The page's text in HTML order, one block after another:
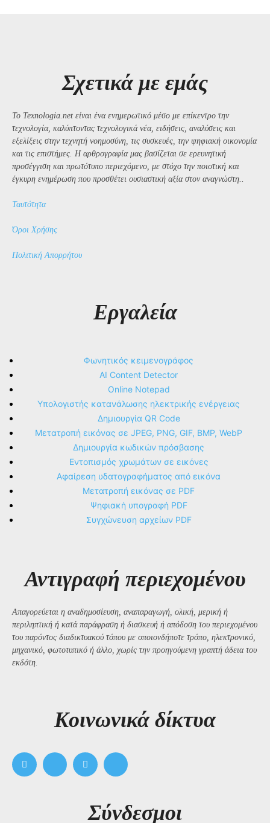
Σχετικά με εμάς
Το Texnologia.net είναι ένα ενημερωτικό μέσο με επίκεντρο την
τεχνολογία, καλύπτοντας τεχνολογικά νέα, ειδήσεις, αναλύσεις και
εξελίξεις στην τεχνητή νοημοσύνη, τις συσκευές, την ψηφιακή οικονομία
και τις επιστήμες. Η αρθρογραφία μας βασίζεται σε ερευνητική
προσέγγιση και πρωτότυπο περιεχόμενο, με στόχο την ποιοτική και
έγκυρη ενημέρωση που προσθέτει ουσιαστική αξία στον αναγνώστη..
Ταυτότητα
Όροι Χρήσης
Πολιτική Απορρήτου
Εργαλεία
Φωνητικός κειμενογράφος
AI Content Detector
Online Notepad
Υπολογιστής κατανάλωσης ηλεκτρικής ενέργειας
Δημιουργία QR Code
Μετατροπή εικόνας σε JPEG, PNG, GIF, BMP, WebP
Δημιουργία κωδικών πρόσβασης
Εντοπισμός χρωμάτων σε εικόνες
Αφαίρεση υδατογραφήματος από εικόνα
Μετατροπή εικόνας σε PDF
Ψηφιακή υπογραφή PDF
Συγχώνευση αρχείων PDF
Αντιγραφή περιεχομένου
Απαγορεύεται η αναδημοσίευση, αναπαραγωγή, ολική, μερική ή
περιληπτική ή κατά παράφραση ή διασκευή ή απόδοση του περιεχομένου
του παρόντος διαδικτυακού τόπου με οποιονδήποτε τρόπο, ηλεκτρονικό,
μηχανικό, φωτοτυπικό ή άλλο, χωρίς την προηγούμενη γραπτή άδεια του
εκδότη.
Kοινωνικά δίκτυα
Σύνδεσμοι